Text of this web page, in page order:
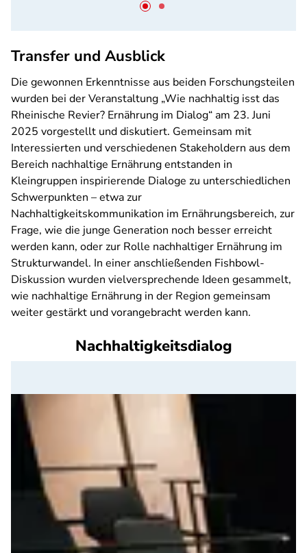
Transfer und Ausblick
Die gewonnen Erkenntnisse aus beiden Forschungsteilen
wurden bei der Veranstaltung „Wie nachhaltig isst das
Rheinische Revier? Ernährung im Dialog“ am 23. Juni
2025 vorgestellt und diskutiert. Gemeinsam mit
Interessierten und verschiedenen Stakeholdern aus dem
Bereich nachhaltige Ernährung entstanden in
Kleingruppen inspirierende Dialoge zu unterschiedlichen
Schwerpunkten – etwa zur
Nachhaltigkeitskommunikation im Ernährungsbereich, zur
Frage, wie die junge Generation noch besser erreicht
werden kann, oder zur Rolle nachhaltiger Ernährung im
Strukturwandel. In einer anschließenden Fishbowl-
Diskussion wurden vielversprechende Ideen gesammelt,
wie nachhaltige Ernährung in der Region gemeinsam
weiter gestärkt und vorangebracht werden kann.
Nachhaltigkeitsdialog